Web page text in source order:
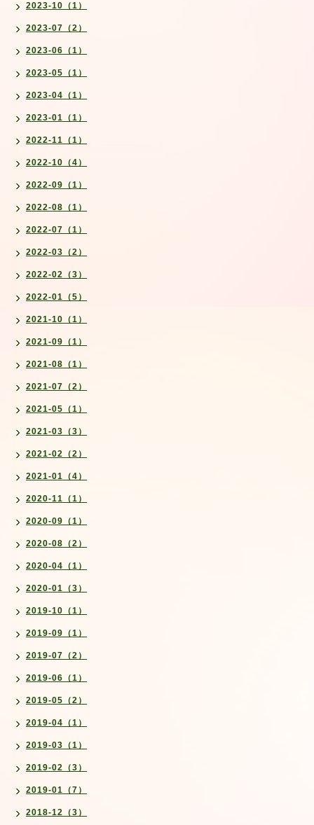
2023-10（1）
2023-07（2）
2023-06（1）
2023-05（1）
2023-04（1）
2023-01（1）
2022-11（1）
2022-10（4）
2022-09（1）
2022-08（1）
2022-07（1）
2022-03（2）
2022-02（3）
2022-01（5）
2021-10（1）
2021-09（1）
2021-08（1）
2021-07（2）
2021-05（1）
2021-03（3）
2021-02（2）
2021-01（4）
2020-11（1）
2020-09（1）
2020-08（2）
2020-04（1）
2020-01（3）
2019-10（1）
2019-09（1）
2019-07（2）
2019-06（1）
2019-05（2）
2019-04（1）
2019-03（1）
2019-02（3）
2019-01（7）
2018-12（3）